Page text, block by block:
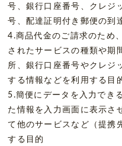
号、銀行口座番号、クレジ
号、配達証明付き郵便の到
4.商品代金のご請求のため
されたサービスの種類や期
所、銀行口座番号やクレジ
する情報などを利用する目
5.簡便にデータを入力でき
た情報を入力画面に表示さ
て他のサービスなど（提携
する目的